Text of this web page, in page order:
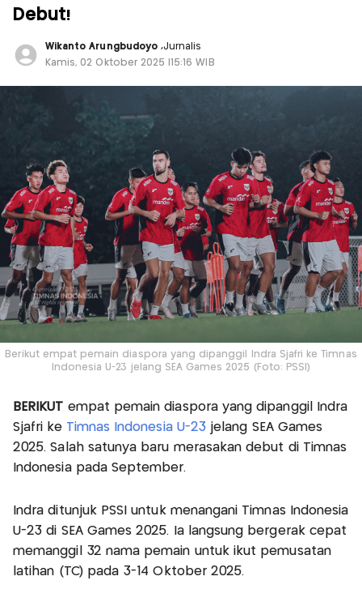
Debut!
Wikanto Arungbudoyo ,Jurnalis
Kamis, 02 Oktober 2025 |15:16 WIB
Berikut empat pemain diaspora yang dipanggil Indra Sjafri ke Timnas
Indonesia U-23 jelang SEA Games 2025 (Foto: PSSI)
BERIKUT empat pemain diaspora yang dipanggil Indra
Sjafri ke Timnas Indonesia U-23 jelang SEA Games
2025. Salah satunya baru merasakan debut di Timnas
Indonesia pada September.
Indra ditunjuk PSSI untuk menangani Timnas Indonesia
U-23 di SEA Games 2025. Ia langsung bergerak cepat
memanggil 32 nama pemain untuk ikut pemusatan
latihan (TC) pada 3-14 Oktober 2025.